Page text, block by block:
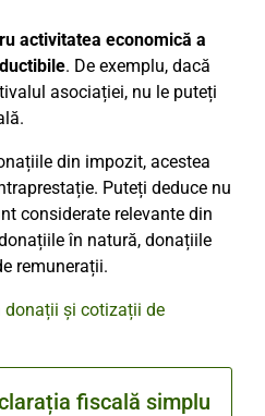
activitatea economică a
. De exemplu, dacă
asociației, nu le puteți
din impozit, acestea
Puteți deduce nu
considerate relevante din
în natură, donațiile
remunerații.
donații și cotizații de
fiscală simplu